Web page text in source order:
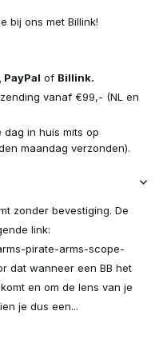
bij ons met Billink!
PayPal of Billink.
vanaf €99,- (NL en
dag in huis mits op
maandag verzonden).
zonder bevestiging. De
link:
pirate-arms-scope-
dat wanneer een BB het
en om de lens van je
je dus een...